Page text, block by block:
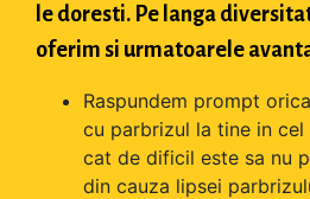
le doresti. Pe langa
oferim si urmatoarele
Raspundem prompt
cu parbrizul la tine in
cat de dificil este sa nu
din cauza lipsei